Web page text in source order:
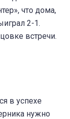
что дома,
2-1.
встречи.
в успехе
нужно